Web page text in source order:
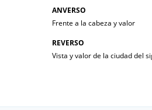
ANVERSO
Frente a la cabeza y valor
REVERSO
Vista y valor de la ciudad del